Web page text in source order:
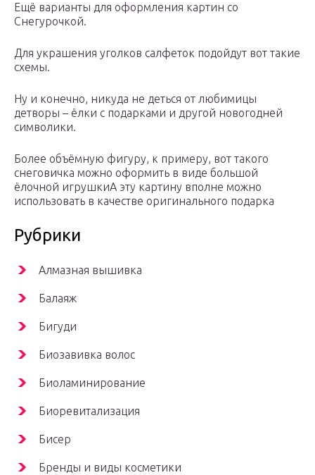
Ещё варианты для оформления картин со
Снегурочкой.
Для украшения уголков салфеток подойдут вот такие
схемы.
Ну и конечно, никуда не деться от любимицы
детворы – ёлки с подарками и другой новогодней
символики.
Более объёмную фигуру, к примеру, вот такого
снеговичка можно оформить в виде большой
ёлочной игрушкиА эту картину вполне можно
использовать в качестве оригинального подарка
Рубрики
Алмазная вышивка
Балаяж
Бигуди
Биозавивка волос
Биоламинирование
Биоревитализация
Бисер
Бренды и виды косметики